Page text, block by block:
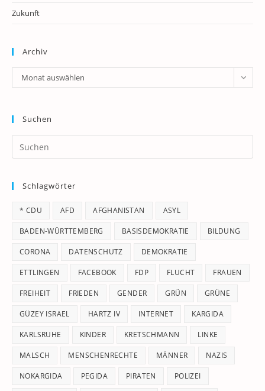
Zukunft
Archiv
Archiv
Monat auswählen
Suchen
Schlagwörter
* CDU AFD AFGHANISTAN ASYL
BADEN-WÜRTTEMBERG BASISDEMOKRATIE BILDUNG
CORONA DATENSCHUTZ DEMOKRATIE
ETTLINGEN FACEBOOK FDP FLUCHT FRAUEN
FREIHEIT FRIEDEN GENDER GRÜN GRÜNE
GÜZEY ISRAEL HARTZ IV INTERNET KARGIDA
KARLSRUHE KINDER KRETSCHMANN LINKE
MALSCH MENSCHENRECHTE MÄNNER NAZIS
NOKARGIDA PEGIDA PIRATEN POLIZEI